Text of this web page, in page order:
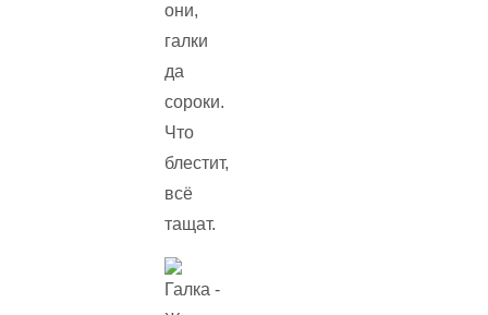
они,
галки
да
сороки.
Что
блестит,
всё
тащат.